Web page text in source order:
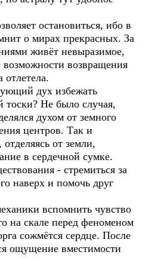
остановиться, ибо в
о мирах прекрасных. За
живёт невыразимое,
возможности возвращения
отлетела.
дух избежать
тоски? Не было случая,
духом от земного
центров. Так и
от земли,
в сердечной сумке.
- стремиться за
наверх и помочь друг
вспомнить чувство
на скале перед феноменом
сожмётся сердце. После
ощущение вместимости